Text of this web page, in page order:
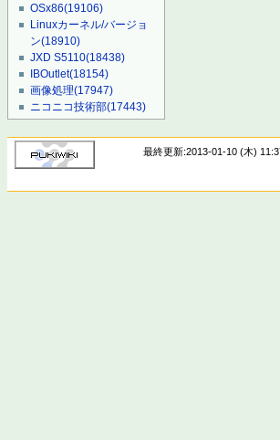
OSx86(19106)
Linuxカーネル/バージョ
ン(18910)
JXD S5110(18438)
IBOutlet(18154)
画像処理(17947)
ニコニコ技術部(17443)
最終更新:2013-01-10 (木)